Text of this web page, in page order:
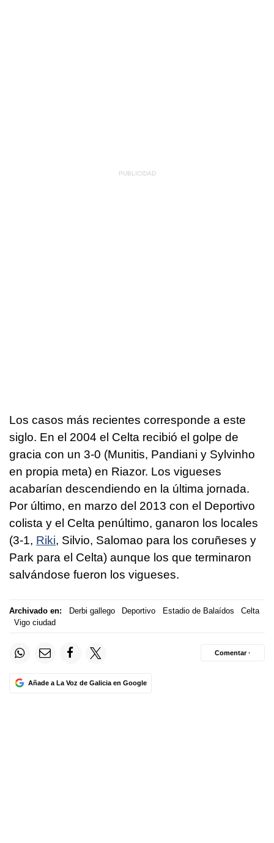
Los casos más recientes corresponde a este
siglo. En el 2004 el Celta recibió el golpe de
gracia con un 3-0 (Munitis, Pandiani y Sylvinho
en propia meta) en Riazor. Los vigueses
acabarían descendiendo en la última jornada.
Por último, en marzo del 2013 con el Deportivo
colista y el Celta penúltimo, ganaron los locales
(3-1, Riki, Silvio, Salomao para los coruñeses y
Park para el Celta) aunque los que terminaron
salvándose fueron los vigueses.
Archivado en: Derbi gallego Deportivo Estadio de Balaídos
Celta
Vigo ciudad
Añade a La Voz de Galicia en Google
Comentar ·